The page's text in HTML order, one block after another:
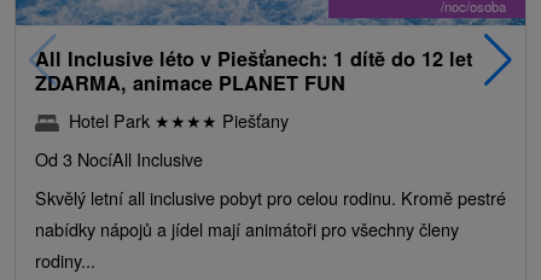
/noc/osoba
All Inclusive léto v Piešťanech: 1 dítě do 12 let
ZDARMA, animace PLANET FUN
Hotel Park ★★★★ Piešťany
Od 3 NocíAll Inclusive
Skvělý letní all inclusive pobyt pro celou rodinu. Kromě pestré
nabídky nápojů a jídel mají animátoři pro všechny členy
rodiny...